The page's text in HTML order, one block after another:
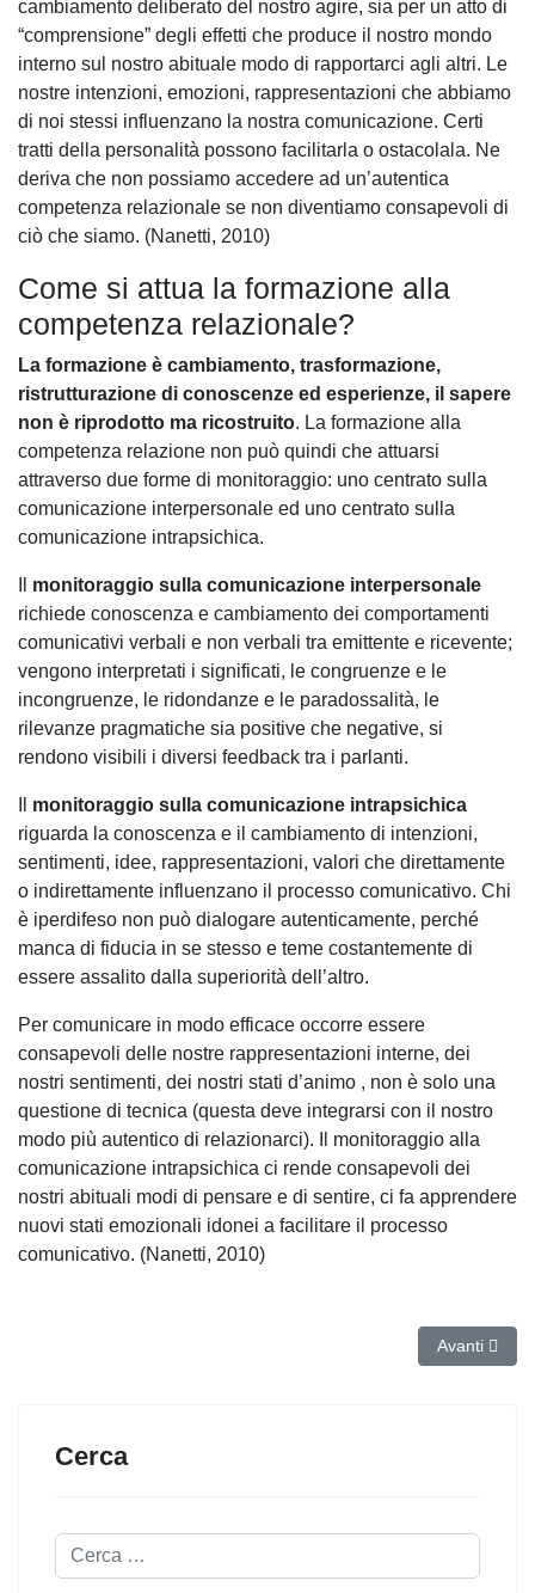
cambiamento deliberato del nostro agire, sia per un atto di
“comprensione” degli effetti che produce il nostro mondo
interno sul nostro abituale modo di rapportarci agli altri. Le
nostre intenzioni, emozioni, rappresentazioni che abbiamo
di noi stessi influenzano la nostra comunicazione. Certi
tratti della personalità possono facilitarla o ostacolala. Ne
deriva che non possiamo accedere ad un’autentica
competenza relazionale se non diventiamo consapevoli di
ciò che siamo. (Nanetti, 2010)
Come si attua la formazione alla
competenza relazionale?
La formazione è cambiamento, trasformazione,
ristrutturazione di conoscenze ed esperienze, il sapere
non è riprodotto ma ricostruito. La formazione alla
competenza relazione non può quindi che attuarsi
attraverso due forme di monitoraggio: uno centrato sulla
comunicazione interpersonale ed uno centrato sulla
comunicazione intrapsichica.
monitoraggio sulla comunicazione interpersonale
richiede conoscenza e cambiamento dei comportamenti
comunicativi verbali e non verbali tra emittente e ricevente;
vengono interpretati i significati, le congruenze e le
incongruenze, le ridondanze e le paradossalità, le
rilevanze pragmatiche sia positive che negative, si
rendono visibili i diversi feedback tra i parlanti.
monitoraggio sulla comunicazione intrapsichica
riguarda la conoscenza e il cambiamento di intenzioni,
sentimenti, idee, rappresentazioni, valori che direttamente
o indirettamente influenzano il processo comunicativo. Chi
è iperdifeso non può dialogare autenticamente, perché
manca di fiducia in se stesso e teme costantemente di
essere assalito dalla superiorità dell’altro.
Per comunicare in modo efficace occorre essere
consapevoli delle nostre rappresentazioni interne, dei
nostri sentimenti, dei nostri stati d’animo , non è solo una
questione di tecnica (questa deve integrarsi con il nostro
modo più autentico di relazionarci). Il monitoraggio alla
comunicazione intrapsichica ci rende consapevoli dei
nostri abituali modi di pensare e di sentire, ci fa apprendere
nuovi stati emozionali idonei a facilitare il processo
comunicativo. (Nanetti, 2010)
Articolo
Avanti
Cerca
Cerca...